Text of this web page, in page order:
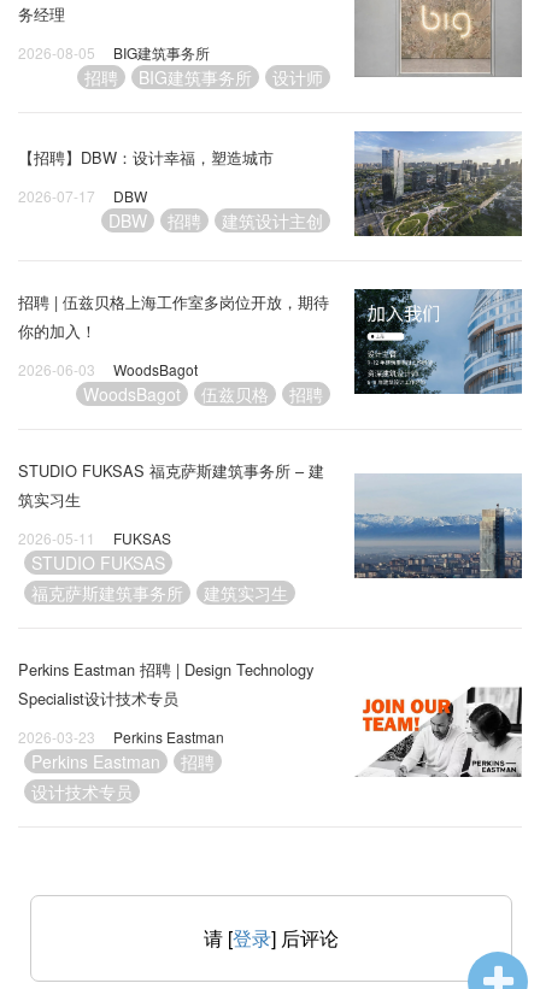
务经理
2026-08-05 BIG建筑事务所
招聘 BIG建筑事务所 设计师
【招聘】DBW：设计幸福，塑造城市
2026-07-17 DBW
DBW 招聘 建筑设计主创
招聘 | 伍兹贝格上海工作室多岗位开放，期待
你的加入！
2026-06-03 WoodsBagot
WoodsBagot 伍兹贝格 招聘
STUDIO FUKSAS 福克萨斯建筑事务所 – 建
筑实习生
2026-05-11 FUKSAS
STUDIO FUKSAS
福克萨斯建筑事务所
建筑实习生
Perkins Eastman 招聘 | Design Technology
Specialist设计技术专员
2026-03-23 Perkins Eastman
Perkins Eastman
招聘
设计技术专员
请 [登录] 后评论